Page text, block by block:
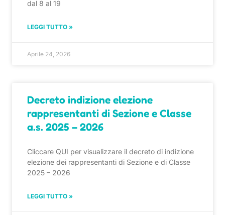
dal 8 al 19
LEGGI TUTTO »
Aprile 24, 2026
Decreto indizione elezione
rappresentanti di Sezione e Classe
a.s. 2025 – 2026
Cliccare QUI per visualizzare il decreto di indizione
elezione dei rappresentanti di Sezione e di Classe
2025 – 2026
LEGGI TUTTO »